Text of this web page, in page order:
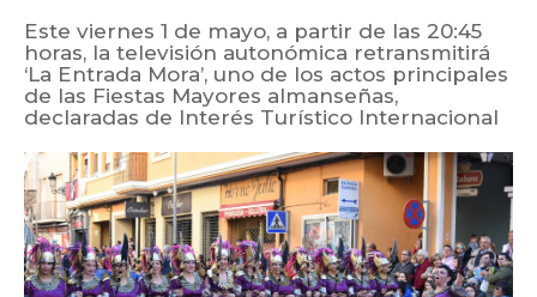
Este viernes 1 de mayo, a partir de las 20:45
horas, la televisión autonómica retransmitirá
‘La Entrada Mora’, uno de los actos principales
de las Fiestas Mayores almanseñas,
declaradas de Interés Turístico Internacional